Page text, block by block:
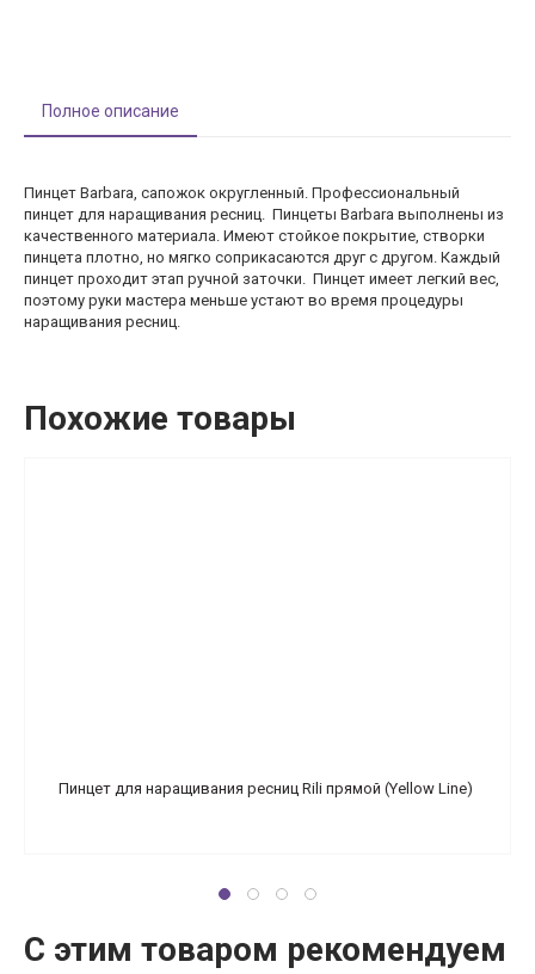
Полное описание
Пинцет Barbara, сапожок округленный. Профессиональный
пинцет для наращивания ресниц. Пинцеты Barbara выполнены из
качественного материала. Имеют стойкое покрытие, створки
пинцета плотно, но мягко соприкасаются друг с другом. Каждый
пинцет проходит этап ручной заточки. Пинцет имеет легкий вес,
поэтому руки мастера меньше устают во время процедуры
наращивания ресниц.
Похожие товары
Пинцет для наращивания ресниц Rili прямой (Yellow Line)
С этим товаром рекомендуем